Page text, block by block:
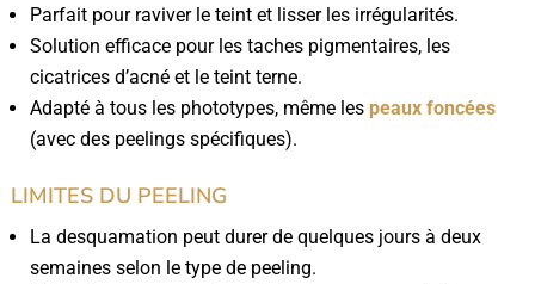
Parfait pour raviver le teint et lisser les irrégularités.
Solution efficace pour les taches pigmentaires, les
cicatrices d’acné et le teint terne.
Adapté à tous les phototypes, même les peaux foncées
(avec des peelings spécifiques).
LIMITES DU PEELING
La desquamation peut durer de quelques jours à deux
semaines selon le type de peeling.